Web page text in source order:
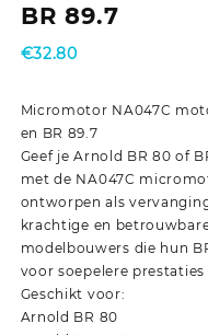
BR 89.7
€32.80
Micromotor NA047C
en BR 89.7
Geef je Arnold BR 80 of
met de NA047C
ontworpen als
krachtige en
modelbouwers die hun
voor soepelere
Geschikt voor:
Arnold BR 80